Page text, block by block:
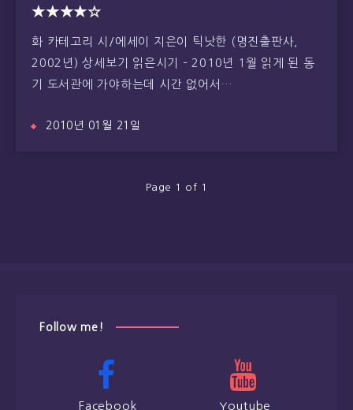
★★★★☆
화 카테고리 시/에세이 지은이 틱낫한 (명진출판사,
2002년) 상세보기 읽은시기 – 2010년 1월 읽게 된 동
기 도서관에 가야하는데 시간 없어서…
2010년 01월 21일
Page 1 of 1
Follow me!
Facebook Youtube